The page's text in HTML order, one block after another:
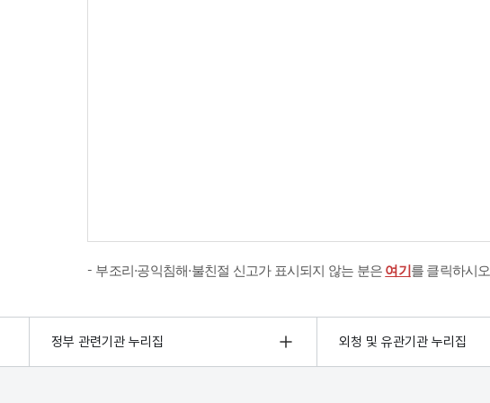
부조리·공익침해·불친절 신고가 표시되지 않는 분은 여기를 클릭하시오.
정부 관련기관 누리집 외청 및 유관기관 누리집